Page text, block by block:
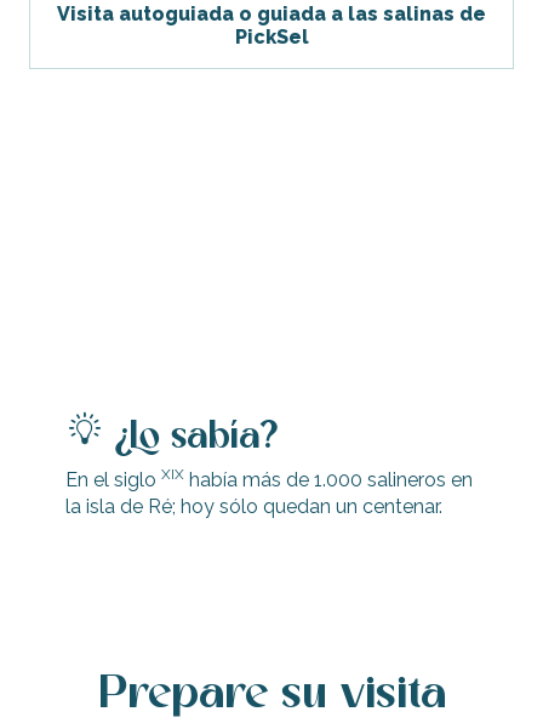
Visita autoguiada o guiada a las salinas de
PickSel
¿Lo sabía?
En el siglo XIX había más de 1.000 salineros en
la isla de Ré; hoy sólo quedan un centenar.
Prepare su visita